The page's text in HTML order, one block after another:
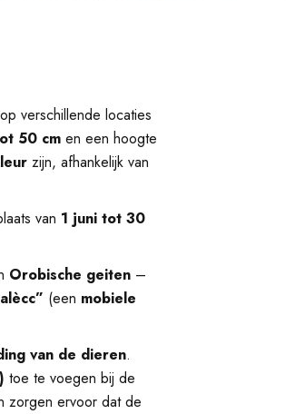
verschillende locaties
50 cmen een hoogte
zijn, afhankelijk van
van 1 juni tot 30
Orobische geiten–
(een mobiele
van de dieren.
toe te voegen bij de
zorgen ervoor dat de